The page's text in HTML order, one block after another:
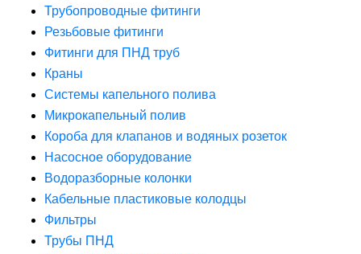
Трубопроводные фитинги
Резьбовые фитинги
Фитинги для ПНД труб
Краны
Системы капельного полива
Микрокапельный полив
Короба для клапанов и водяных розеток
Насосное оборудование
Водоразборные колонки
Кабельные пластиковые колодцы
Фильтры
Трубы ПНД